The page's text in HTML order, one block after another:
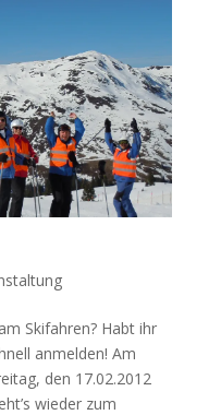
Skifahren? Habt ihr
anmelden! Am
den 17.02.2012
wieder zum